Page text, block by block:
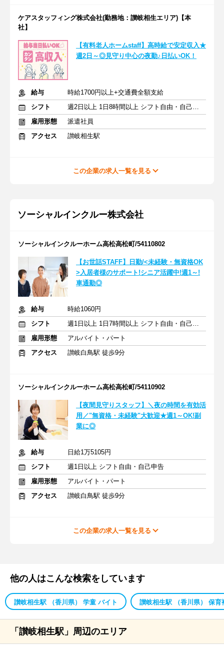
ケアスタッフィング株式会社(勤務地：讃岐相生エリア)【本
社】
【有料老人ホームstaff】高時給で安定収入★
週2日～◎見守り中心の夜勤♪日払いOK！
給与
時給1700円以上+交通費全額支給
シフト
週2日以上 1日8時間以上 シフト自由・自己申告
雇用形態
派遣社員
アクセス
讃岐相生駅
この企業の求人一覧を見る
ソーシャルインクルー株式会社
ソーシャルインクルーホーム高松高松町/54110802
【お世話STAFF】日勤/<未経験・無資格OK
>入居者様のサポート!シニア活躍中!週1～!
車通勤◎
給与
時給1060円
シフト
週1日以上 1日7時間以上 シフト自由・自己申告
雇用形態
アルバイト・パート
アクセス
讃岐白鳥駅 徒歩9分
ソーシャルインクルーホーム高松高松町/54110902
【夜間見守りスタッフ】＼夜の時間を有効活
用／"無資格・未経験"大歓迎★週1～OK!副
業に◎
給与
日給1万5105円
シフト
週1日以上 シフト自由・自己申告
雇用形態
アルバイト・パート
アクセス
讃岐白鳥駅 徒歩9分
この企業の求人一覧を見る
他の人はこんな検索をしています
讃岐相生駅 （香川県） 学童 バイト 讃岐相生駅 （香川県） 保育
「讃岐相生駅」周辺のエリア